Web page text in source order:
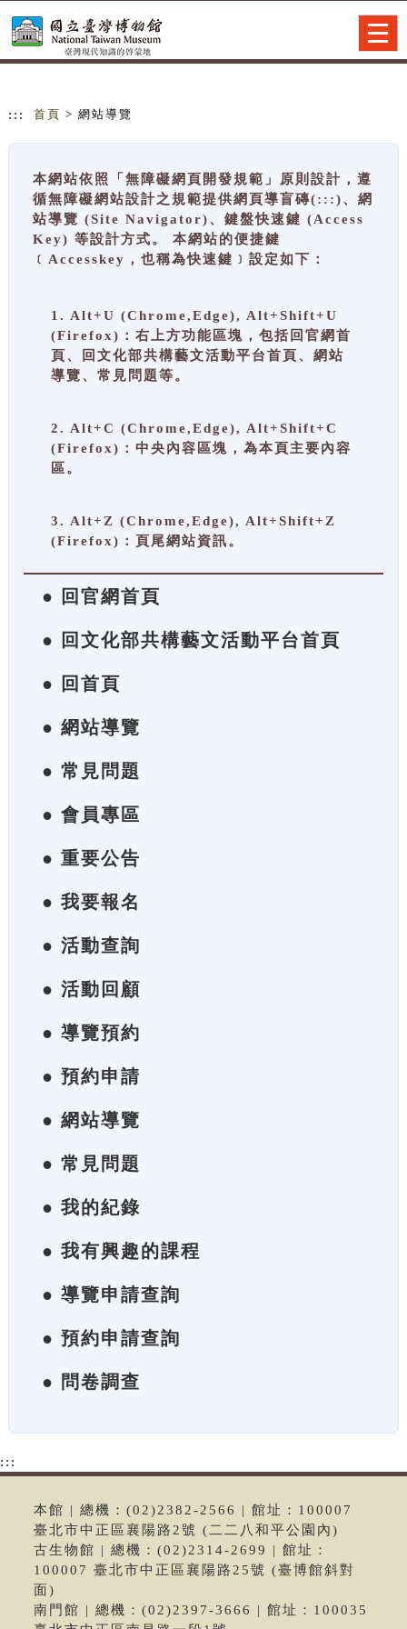
::: 首頁 > 網站導覽
本網站依照「無障礙網頁開發規範」原則設計，遵
循無障礙網站設計之規範提供網頁導盲磚(:::)、網
站導覽 (Site Navigator)、鍵盤快速鍵 (Access
Key) 等設計方式。 本網站的便捷鍵
﹝Accesskey，也稱為快速鍵﹞設定如下：
1. Alt+U (Chrome,Edge), Alt+Shift+U
(Firefox)：右上方功能區塊，包括回官網首
頁、回文化部共構藝文活動平台首頁、網站
導覽、常見問題等。
2. Alt+C (Chrome,Edge), Alt+Shift+C
(Firefox)：中央內容區塊，為本頁主要內容
區。
3. Alt+Z (Chrome,Edge), Alt+Shift+Z
(Firefox)：頁尾網站資訊。
● 回官網首頁
● 回文化部共構藝文活動平台首頁
● 回首頁
● 網站導覽
● 常見問題
● 會員專區
● 重要公告
● 我要報名
● 活動查詢
● 活動回顧
● 導覽預約
● 預約申請
● 網站導覽
● 常見問題
● 我的紀錄
● 我有興趣的課程
● 導覽申請查詢
● 預約申請查詢
● 問卷調查
:::
本館 | 總機：(02)2382-2566 | 館址：100007
臺北市中正區襄陽路2號 (二二八和平公園內)
古生物館 | 總機：(02)2314-2699 | 館址：
100007 臺北市中正區襄陽路25號 (臺博館斜對
面)
南門館 | 總機：(02)2397-3666 | 館址：100035